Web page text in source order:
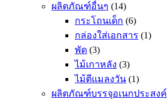
ผลิตภัณฑ์อื่นๆ (14)
กระโถนเด็ก (6)
กล่องใส่เอกสาร (1)
พัด (3)
ไม้เกาหลัง (3)
ไม้ตีแมลงวัน (1)
ผลิตภัณฑ์บรรจุอเนกประสงค์